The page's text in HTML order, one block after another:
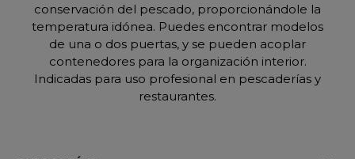
conservación del pescado, proporcionándole la
temperatura idónea. Puedes encontrar modelos
de una o dos puertas, y se pueden acoplar
contenedores para la organización interior.
Indicadas para uso profesional en pescaderías y
restaurantes.